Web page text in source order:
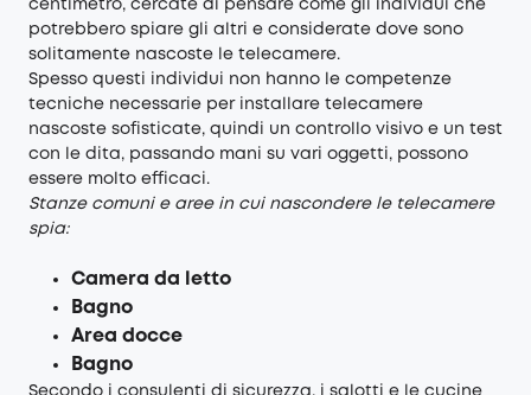
centimetro, cercate di pensare come gli individui che
potrebbero spiare gli altri e considerate dove sono
solitamente nascoste le telecamere.
Spesso questi individui non hanno le competenze
tecniche necessarie per installare telecamere
nascoste sofisticate, quindi un controllo visivo e un test
con le dita, passando mani su vari oggetti, possono
essere molto efficaci.
Stanze comuni e aree in cui nascondere le telecamere
spia:
Camera da letto
Bagno
Area docce
Bagno
Secondo i consulenti di sicurezza, i salotti e le cucine